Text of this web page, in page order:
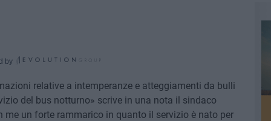
by
relative a intemperanze e atteggiamenti da bulli
del bus notturno» scrive in una nota il sindaco
me un forte rammarico in quanto il servizio è nato per